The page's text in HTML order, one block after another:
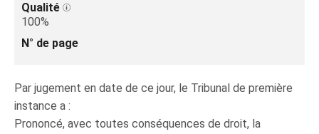
Qualité
100%
N° de page
Par jugement en date de ce jour, le Tribunal de première
instance a :
Prononcé, avec toutes conséquences de droit, la